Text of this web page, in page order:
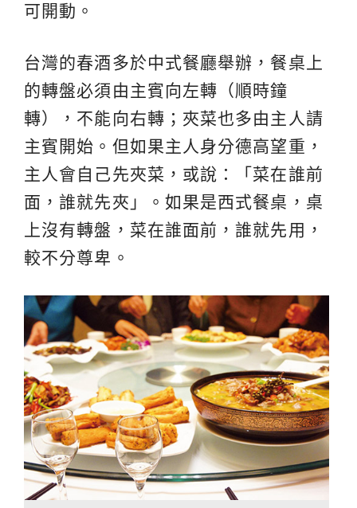
可開動。
台灣的春酒多於中式餐廳舉辦，餐桌上
的轉盤必須由主賓向左轉（順時鐘
轉），不能向右轉；夾菜也多由主人請
主賓開始。但如果主人身分德高望重，
主人會自己先夾菜，或說：「菜在誰前
面，誰就先夾」。如果是西式餐桌，桌
上沒有轉盤，菜在誰面前，誰就先用，
較不分尊卑。